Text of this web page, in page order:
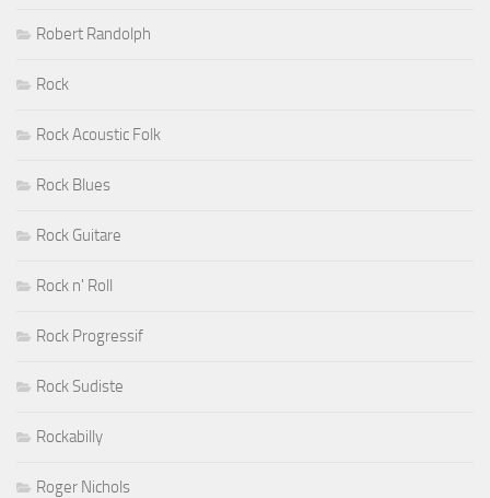
Robert Randolph
Rock
Rock Acoustic Folk
Rock Blues
Rock Guitare
Rock n' Roll
Rock Progressif
Rock Sudiste
Rockabilly
Roger Nichols